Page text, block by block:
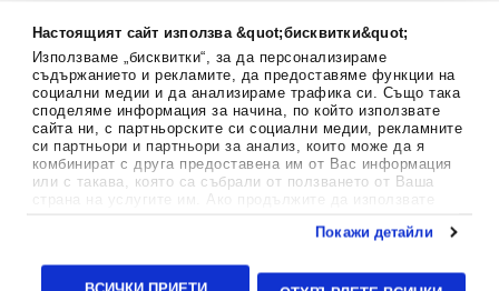
Настоящият сайт използва &quot;бисквитки&quot;
Използваме „бисквитки“, за да персонализираме
съдържанието и рекламите, да предоставяме функции на
социални медии и да анализираме трафика си. Също така
споделяме информация за начина, по който използвате
сайта ни, с партньорските си социални медии, рекламните
си партньори и партньори за анализ, които може да я
комбинират с друга предоставена им от Вас информация
или с такава, която са събрали от ползването от Ваша
страна на услугите им. Ако продължите да използвате
тук.
Покажи детайли
заместват балансираната диета и не са предназначени за
профилактика, лечение или лечение на човешки заболявания.
Консултирайте се с Вашия лекар, ако сте бременна, кърмите,
приемате лекарства или имате някакви здравословни проблеми,
преди да използвате някаква хранителна добавка. Непрекъснато се
стремим да ви предоставяме точна и валидна информация. Ако
имате някакви въпроси или коментари относно тях, моля свържете
се с нас.
2012-2026 - All rights Reserved.
24lc.gr